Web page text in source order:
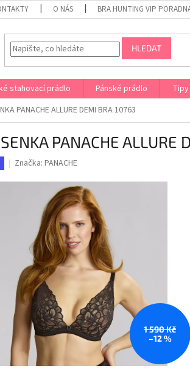
O NÁS BRA HUNTING VIP
HLEDAT
stahovací prádlo Pánské prádlo
PANACHE ALLURE DEMI BRA 10763
PANACHE ALLURE
Značka: PANACHE
1 590 Kč
–12 %